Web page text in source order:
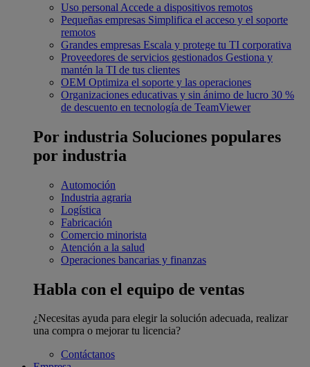
Uso personal Accede a dispositivos remotos
Pequeñas empresas Simplifica el acceso y el soporte
remotos
Grandes empresas Escala y protege tu TI corporativa
Proveedores de servicios gestionados Gestiona y
mantén la TI de tus clientes
OEM Optimiza el soporte y las operaciones
Organizaciones educativas y sin ánimo de lucro 30 %
de descuento en tecnología de TeamViewer
Por industria Soluciones populares
por industria
Automoción
Industria agraria
Logística
Fabricación
Comercio minorista
Atención a la salud
Operaciones bancarias y finanzas
Habla con el equipo de ventas
¿Necesitas ayuda para elegir la solución adecuada, realizar
una compra o mejorar tu licencia?
Contáctanos